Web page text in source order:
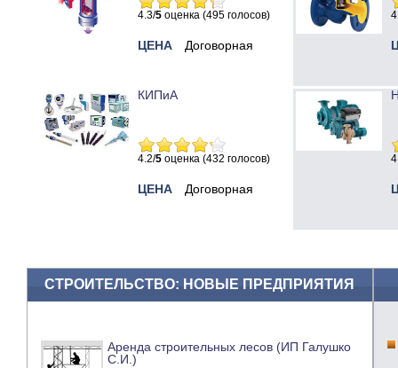
4.3/5 оценка (495 голосов)
ЦЕНА Договорная
КИПиА
4.2/5 оценка (432 голосов)
ЦЕНА Договорная
СТРОИТЕЛЬСТВО: НОВЫЕ ПРЕДПРИЯТИЯ
Аренда строительных лесов (ИП Галушко
С.И.)